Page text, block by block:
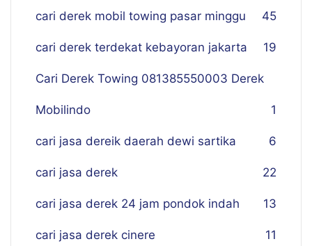
cari derek mobil towing pasar minggu 45
cari derek terdekat kebayoran jakarta 19
Cari Derek Towing 081385550003 Derek
Mobilindo 1
cari jasa dereik daerah dewi sartika 6
cari jasa derek 22
cari jasa derek 24 jam pondok indah 13
cari jasa derek cinere 11